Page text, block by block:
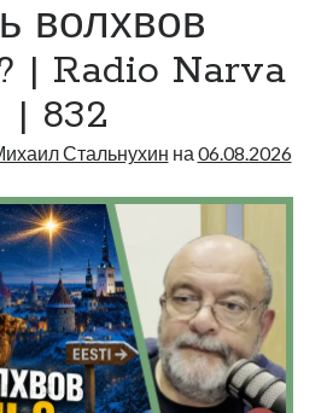
Radio
|
волхвов
| Radio Narva
| 832
Стальнухин на 06.08.2026